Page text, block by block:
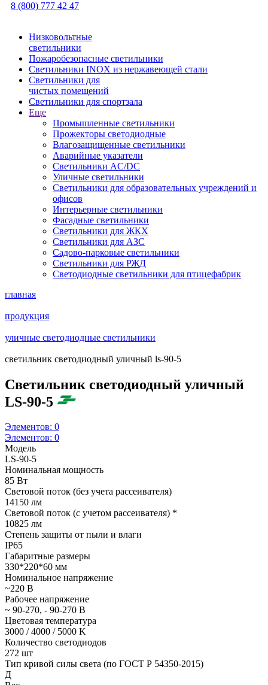
8 (800) 777 42 47
Низковольтные
светильники
Пожаробезопасные светильники
Светильники INOX из нержавеющей стали
Светильники для
чистых помещений
Светильники для спортзала
Еще
Промышленные светильники
Прожекторы светодиодные
Влагозащищенные светильники
Аварийные указатели
Светильники AC/DC
Уличные светильники
Светильники для образовательных учреждений и
офисов
Интерьерные светильники
Фасадные светильники
Светильники для ЖКХ
Светильники для АЗС
Садово-парковые светильники
Светильники для РЖД
Светодиодные светильники для птицефабрик
главная
продукция
уличные светодиодные светильники
cветильник светодиодный уличный ls-90-5
Cветильник светодиодный уличный
LS-90-5
Элементов: 0
Элементов: 0
Модель
LS-90-5
Номинальная мощность
85 Вт
Световой поток (без учета рассеивателя)
14150 лм
Световой поток (с учетом рассеивателя) *
10825 лм
Степень защиты от пыли и влаги
IP65
Габаритные размеры
330*220*60 мм
Номинальное напряжение
~220 В
Рабочее напряжение
~ 90-270, - 90-270 В
Цветовая температура
3000 / 4000 / 5000 K
Количество светодиодов
272 шт
Тип кривой силы света (по ГОСТ Р 54350-2015)
Д